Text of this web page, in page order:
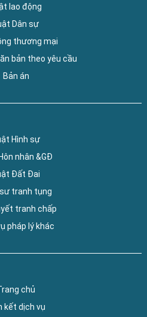
lao động
Dân sự
thương mại
bản theo yêu cầu
Bản án
Hình sự
nhân &GĐ
Đất Đai
tranh tụng
tranh chấp
pháp lý khác
chủ
kết dịch vụ